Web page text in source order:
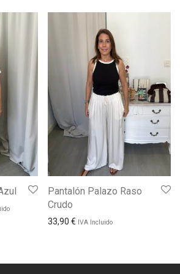
era: 22,90 €.
actual es: 15,00 €.
Pantalón Palazo Raso
Crudo
33,90 € IVA Incluido